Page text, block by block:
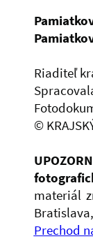
Riaditeľ
©
materiál
Prechod